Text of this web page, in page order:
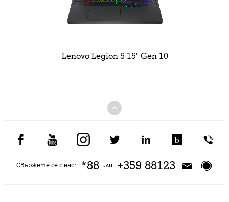
Lenovo Legion 5 15" Gen 10
Свържете се с нас: *88или +359 88123